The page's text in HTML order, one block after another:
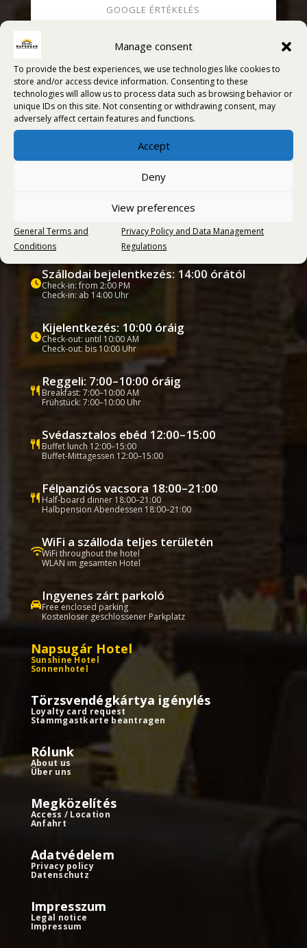
Manage consent
To provide the best experiences, we use technologies like cookies to
store and/or access device information. Consenting to these
technologies will allow us to process data such as browsing behavior or
unique IDs on this site. Not consenting or withdrawing consent, may
adversely affect certain features and functions.
Accept
Deny
View preferences
General Terms and
Conditions
Privacy Policy and Data Management
Regulations
GOOGLE ÉRTÉKELÉS
★★★★★
4,6 / 5
~480 vélemény alapján
Vendégeink többsége ajánlja a hotelt
Vélemények megtekintése
Hotel information
Hotelinformationen
Szállodai bejelentkezés: 14:00 órától
Check-in: from 2:00 PM
Check-in: ab 14:00 Uhr
Kijelentkezés: 10:00 óráig
Check-out: until 10:00 AM
Check-out: bis 10:00 Uhr
Reggeli: 7:00–10:00 óráig
Breakfast: 7:00–10:00 AM
Frühstück: 7:00–10:00 Uhr
Svédasztalos ebéd 12:00–15:00
Buffet lunch 12:00–15:00
Buffet-Mittagessen 12:00–15:00
Félpanziós vacsora 18:00–21:00
Half-board dinner 18:00–21:00
Halbpension Abendessen 18:00–21:00
WiFi a szálloda teljes területén
WiFi throughout the hotel
WLAN im gesamten Hotel
Ingyenes zárt parkoló
Free enclosed parking
Kostenloser geschlossener Parkplatz
Napsugár Hotel
Sunshine Hotel
Sonnenhotel
Törzsvendégkártya igénylés
Loyalty card request
Stammgastkarte beantragen
Rólunk
About us
Über uns
Megközelítés
Access / Location
Anfahrt
Adatvédelem
Privacy policy
Datenschutz
Impresszum
Legal notice
Impressum